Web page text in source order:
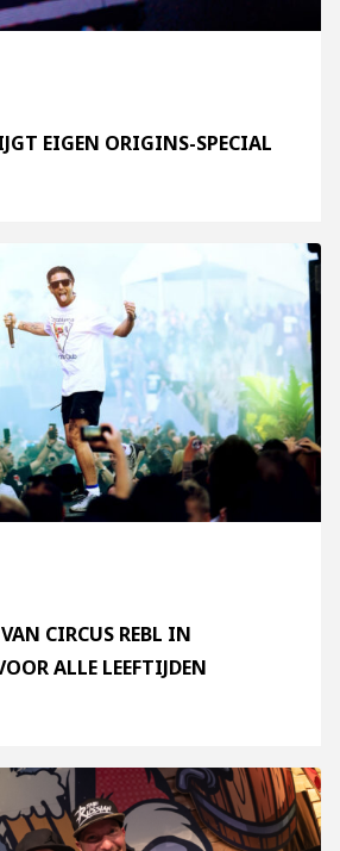
EIGEN ORIGINS-SPECIAL
CIRCUS REBL IN
ALLE LEEFTIJDEN